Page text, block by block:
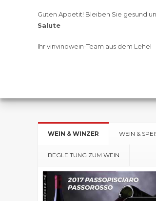
Guten Appetit! Bleiben Sie gesund
Salute
Ihr vinvinowein-Team aus dem Lehel
WEIN & WINZER WEIN &
BEGLEITUNG ZUM WEIN